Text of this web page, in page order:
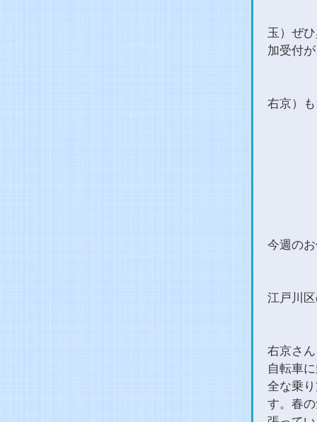
玉）ぜ
加受付
右京）
今週の
江戸川
右京さ
自転車
全な乗
す。春